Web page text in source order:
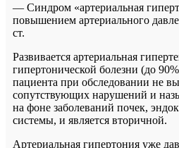
— Синдром «артериальная
повышением артериального
ст.
Развивается артериальная
гипертонической болезни (до
пациента при обследовании не
сопутствующих нарушений и
на фоне заболеваний почек,
системы, и является вторичной.
Артериальная гипертония уже